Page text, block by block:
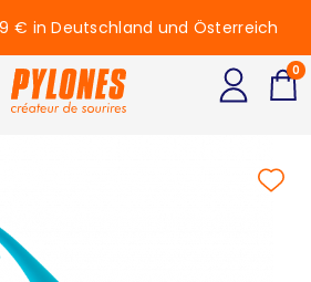
€ in Deutschland und Österreich
0